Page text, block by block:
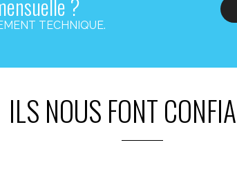
?
TECHNIQUE.
ILS NOUS FONT